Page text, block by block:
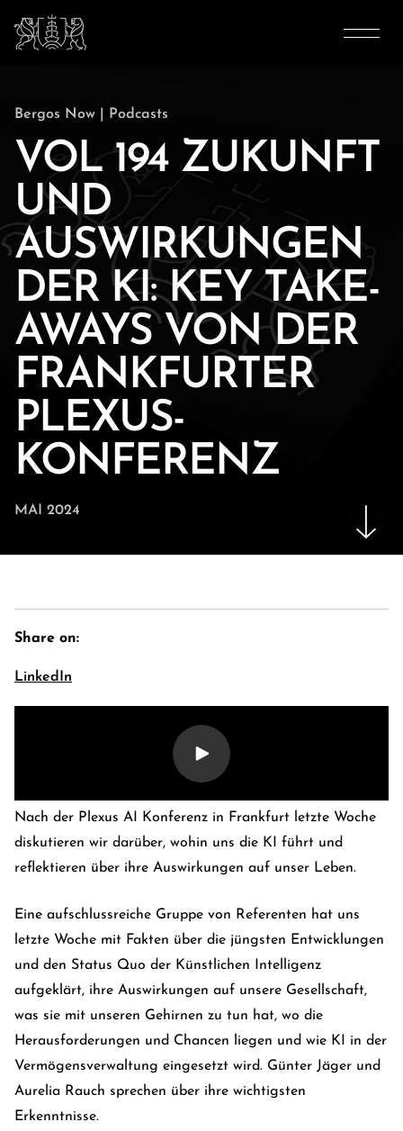
E-Banking Log-In
Bergos Now Podcasts
VOL 194 ZUKUNFT
UND
AUSWIRKUNGEN
DER KI: KEY TAKE-
AWAYS VON DER
FRANKFURTER
PLEXUS-
KONFERENZ
MAI 2024
Nach der Plexus AI Konferenz in Frankfurt letzte Woche
diskutieren wir darüber, wohin uns die KI führt und
reflektieren über ihre Auswirkungen auf unser Leben.
Eine aufschlussreiche Gruppe von Referenten hat uns
letzte Woche mit Fakten über die jüngsten Entwicklungen
und den Status Quo der Künstlichen Intelligenz
aufgeklärt, ihre Auswirkungen auf unsere Gesellschaft,
was sie mit unseren Gehirnen zu tun hat, wo die
Herausforderungen und Chancen liegen und wie KI in der
Vermögensverwaltung eingesetzt wird. Günter Jäger und
Aurelia Rauch sprechen über ihre wichtigsten
Erkenntnisse.
Share on:
LinkedIn